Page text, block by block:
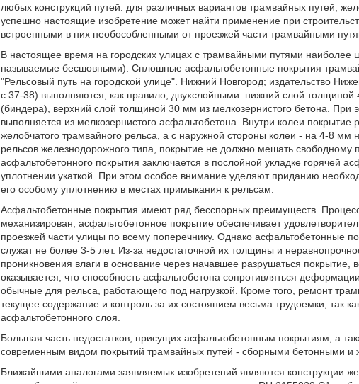
любых конструкций путей: для различных вариантов трамвайных путей,
успешно настоящие изобретение может найти применение при
встроенными в них необособленными от проезжей части трамвайными
В настоящее время на городских улицах с трамвайными путями
называемые бесшовными). Сплошные асфальтобетонные покрытия
"Рельсовый путь на городской улице". Нижний Новгород; издательство
с.37-38) выполняются, как правило, двухслойными: нижний слой толщиной
(биндера), верхний слой толщиной 30 мм из мелкозернистого бетона. При
выполняется из мелкозернистого асфальтобетона. Внутри колеи покрытие
желобчатого трамвайного рельса, а с наружной стороны колеи - на 4-8 мм
рельсов железнодорожного типа, покрытие не должно мешать свободному
асфальтобетонного покрытия заключается в послойной укладке горячей
уплотнении укаткой. При этом особое внимание уделяют приданию
его особому уплотнению в местах примыкания к рельсам.
Асфальтобетонные покрытия имеют ряд бесспорных преимуществ.
механизирован, асфальтобетонное покрытие обеспечивает
проезжей части улицы по всему поперечнику. Однако асфальтобетонные
служат не более 3-5 лет. Из-за недостаточной их толщины и
проникновения влаги в основание через начавшее разрушаться покрытие,
оказывается, что способность асфальтобетона сопротивляться
обычные для рельса, работающего под нагрузкой. Кроме того, ремонт
текущее содержание и контроль за их состоянием весьма трудоемки, так
асфальтобетонного слоя.
Большая часть недостатков, присущих асфальтобетонным покрытиям, а
современным видом покрытий трамвайных путей - сборными бетонными и
Ближайшими аналогами заявляемых изобретений являются конструкции